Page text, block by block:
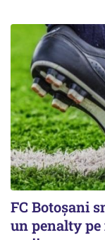
FC Botoşani
un penalty pe